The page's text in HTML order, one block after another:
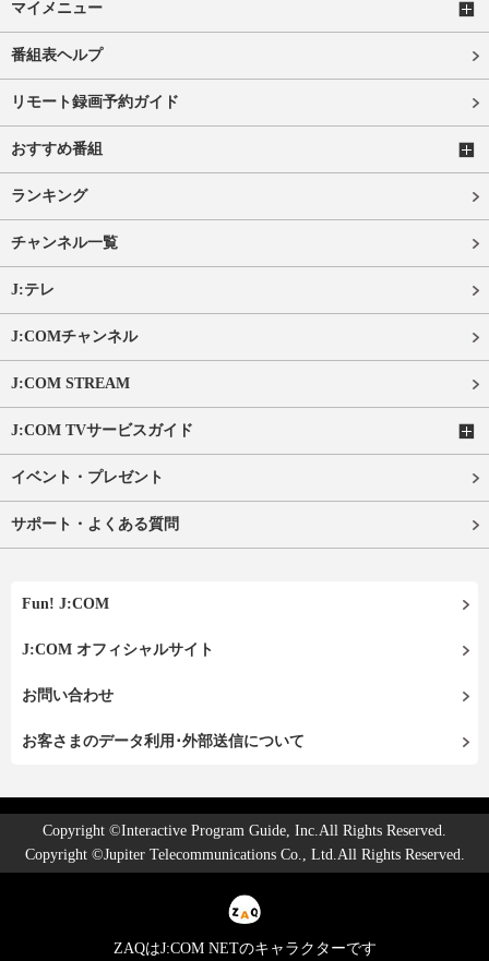
マイメニュー
番組表ヘルプ
リモート録画予約ガイド
おすすめ番組
ランキング
チャンネル一覧
J:テレ
J:COMチャンネル
J:COM STREAM
J:COM TVサービスガイド
イベント・プレゼント
サポート・よくある質問
Fun! J:COM
J:COM オフィシャルサイト
お問い合わせ
お客さまのデータ利用･外部送信について
Copyright ©Interactive Program Guide, Inc.All Rights Reserved.
Copyright ©Jupiter Telecommunications Co., Ltd.All Rights Reserved.
ZAQはJ:COM NETのキャラクターです